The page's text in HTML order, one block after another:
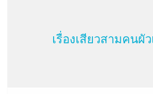
เรื่องเสียวสามคนผั